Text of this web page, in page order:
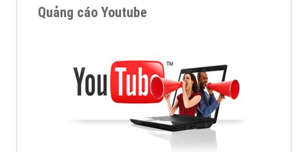
Quảng cáo Youtube